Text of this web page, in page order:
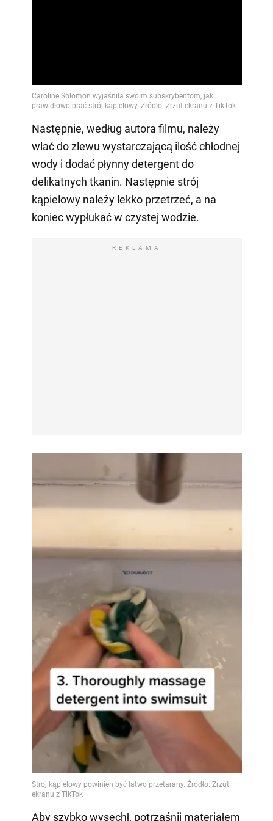
Następnie, według autora filmu, należy
wlać do zlewu wystarczającą ilość chłodnej
wody i dodać płynny detergent do
delikatnych tkanin. Następnie strój
kąpielowy należy lekko przetrzeć, a na
koniec wypłukać w czystej wodzie.
REKLAMA
Aby szybko wysechł, potrząśnij materiałem